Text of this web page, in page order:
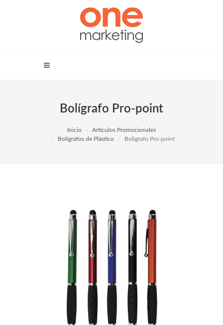
Bolígrafo Pro-point
Inicio
Artículos Promocionales
Bolígrafos de Plástico
Bolígrafo Pro-point